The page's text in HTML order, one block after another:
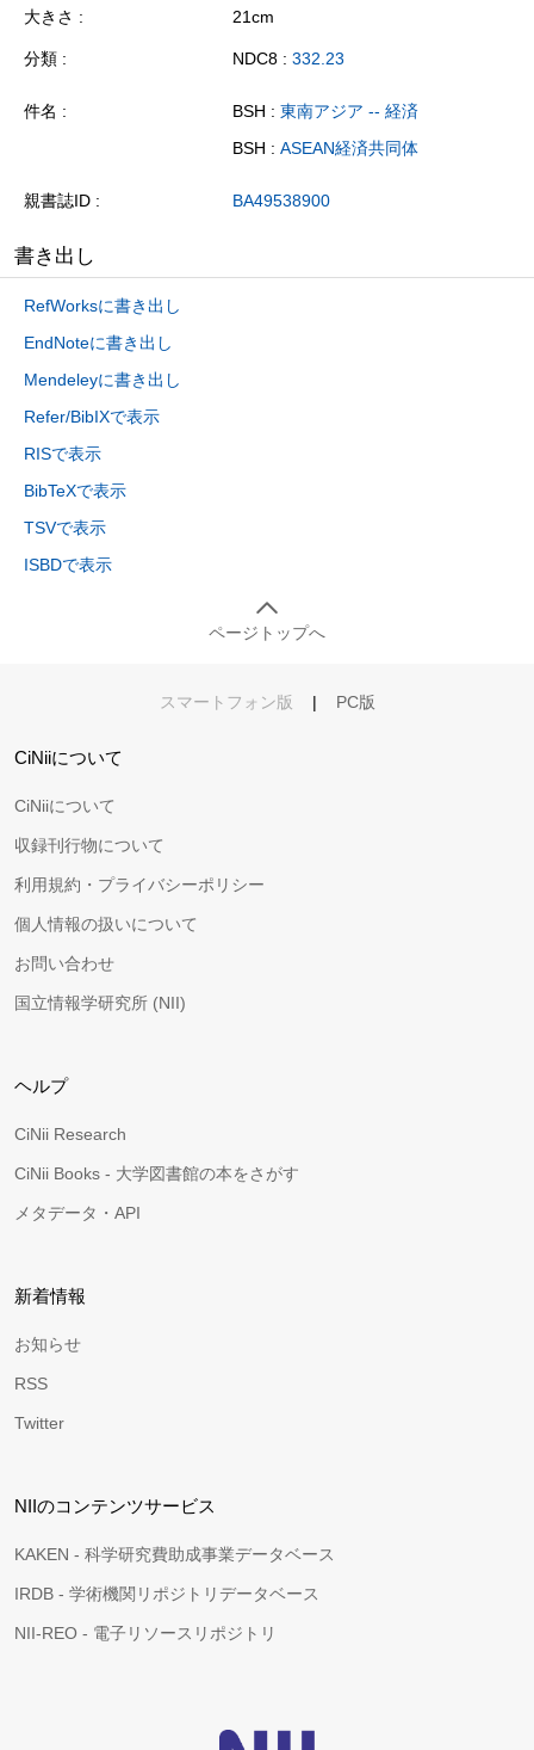
大きさ
21cm
分類 NDC8 : 332.23
件名 BSH : 東南アジア -- 経済
BSH : ASEAN経済共同体
親書誌ID BA49538900
書き出し
RefWorksに書き出し
EndNoteに書き出し
Mendeleyに書き出し
Refer/BibIXで表示
RISで表示
BibTeXで表示
TSVで表示
ISBDで表示
ページトップへ
スマートフォン版 | PC版
CiNiiについて
CiNiiについて
収録刊行物について
利用規約・プライバシーポリシー
個人情報の扱いについて
お問い合わせ
国立情報学研究所 (NII)
ヘルプ
CiNii Research
CiNii Books - 大学図書館の本をさがす
メタデータ・API
新着情報
お知らせ
RSS
Twitter
NIIのコンテンツサービス
KAKEN - 科学研究費助成事業データベース
IRDB - 学術機関リポジトリデータベース
NII-REO - 電子リソースリポジトリ